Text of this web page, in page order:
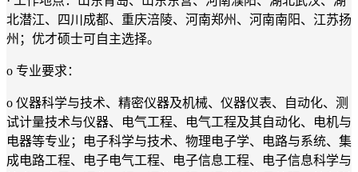
北潜江、四川成都、重庆涪陵、河南郑州、河南南阳、江苏扬
州；优才硕士可自主选择。
o 专业要求：
o 仪器科学与技术、精密仪器及机械、仪器仪表、自动化、测
试计量技术与仪器、电气工程、电气工程及其自动化、电机与
电器等专业；电子科学与技术、物理电子学、电路与系统、集
成电路工程、电子电气工程、电子信息工程、电子信息科学与